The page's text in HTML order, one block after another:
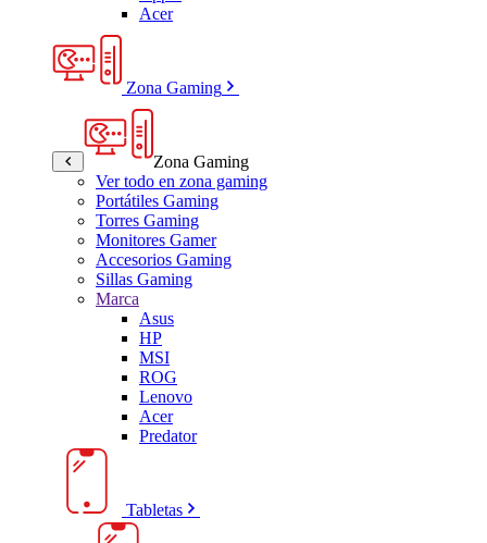
Acer
Zona Gaming
Zona Gaming
Ver todo en zona gaming
Portátiles Gaming
Torres Gaming
Monitores Gamer
Accesorios Gaming
Sillas Gaming
Marca
Asus
HP
MSI
ROG
Lenovo
Acer
Predator
Tabletas